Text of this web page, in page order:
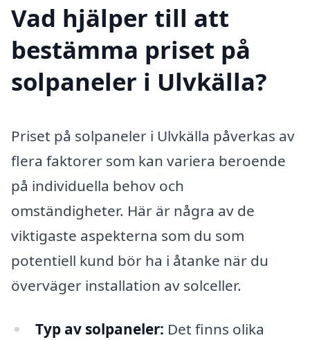
Vad hjälper till att
bestämma priset på
solpaneler i Ulvkälla?
Priset på solpaneler i Ulvkälla påverkas av
flera faktorer som kan variera beroende
på individuella behov och
omständigheter. Här är några av de
viktigaste aspekterna som du som
potentiell kund bör ha i åtanke när du
överväger installation av solceller.
Typ av solpaneler: Det finns olika